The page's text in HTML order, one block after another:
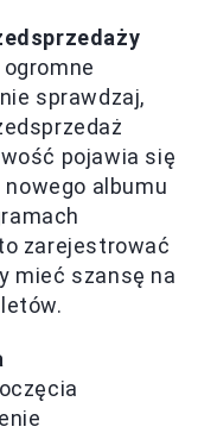
sprawdzaj,
pojawia się
albumu
zarejestrować
mieć szansę na